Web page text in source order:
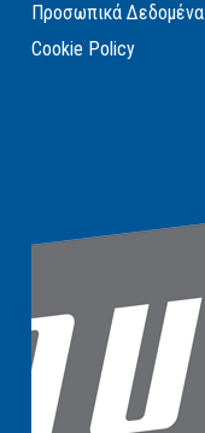
Προσωπικά
Cookie Policy